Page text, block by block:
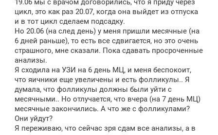
19.06 мы с врачом договорились, что я приду через
цикл, это как раз 20.07, когда она выйдет из отпуска
и в тот цикл сделаем подсадку.
Но 20.06 (на след день) у меня пришли месячные (на
6 дней раньше), то есть все сдвигается, но это очень
страшного, мне сказали. Пока сдавать просроченные
анализы.
Я сходила на УЗИ на 6 день МЦ, и меня беспокоит,
что яичники еще увеличены и есть фолликулы.. Я
думала, что фолликулы должны были уйти с
месячными.. Но отлучается, что вчера (на 7 день МЦ)
месячные закончились. А что же с фолликулами?
Они уйдут?
Я переживаю, что сейчас зря сдам все анализы, а в